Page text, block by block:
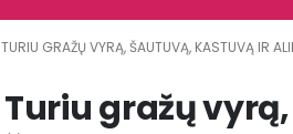
TURIU GRAŽŲ VYRĄ, ŠAUTUVĄ, KASTUVĄ IR
Turiu gražų vyrą,